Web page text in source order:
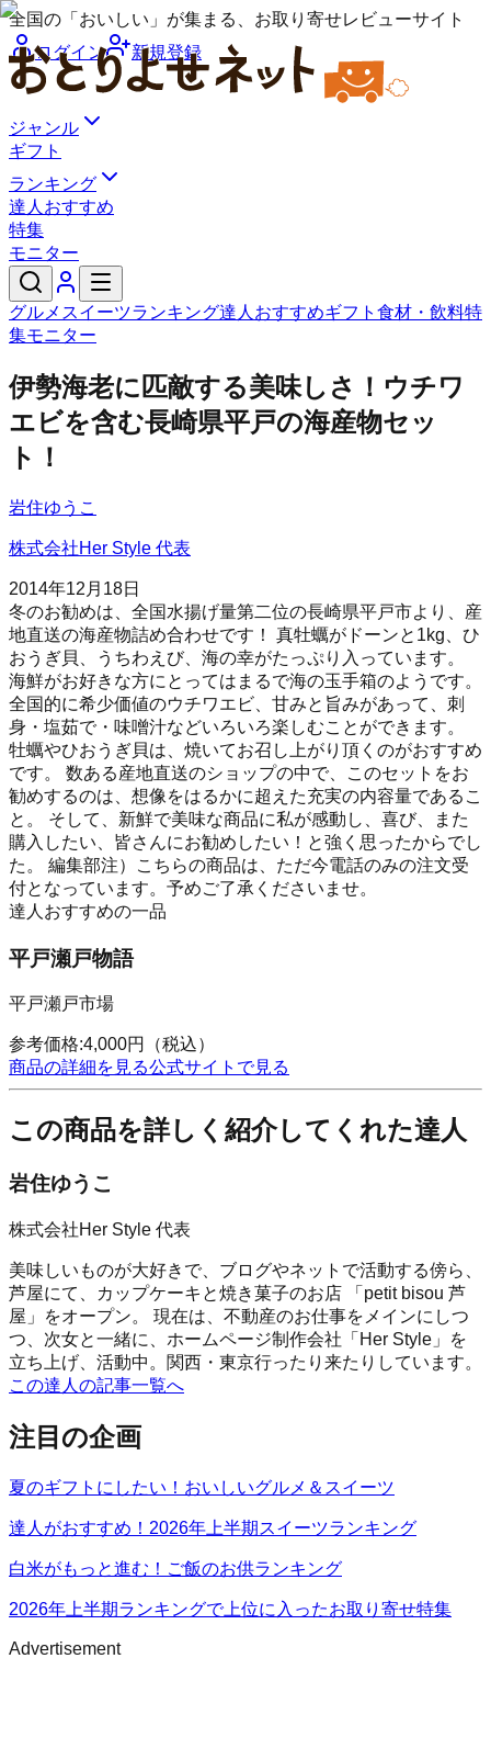
全国の「おいしい」が集まる、お取り寄せレビューサイト
ログイン
新規登録
ジャンル
ギフト
ランキング
達人おすすめ
特集
モニター
グルメ スイーツランキング達人おすすめギフト 食材・飲料特
集モニター
伊勢海老に匹敵する美味しさ！ウチワ
エビを含む長崎県平戸の海産物セッ
ト！
岩住ゆうこ
株式会社Her Style 代表
2014年12月18日
冬のお勧めは、全国水揚げ量第二位の長崎県平戸市より、産
地直送の海産物詰め合わせです！ 真牡蠣がドーンと1kg、ひ
おうぎ貝、うちわえび、海の幸がたっぷり入っています。
海鮮がお好きな方にとってはまるで海の玉手箱のようです。
全国的に希少価値のウチワエビ、甘みと旨みがあって、刺
身・塩茹で・味噌汁などいろいろ楽しむことができます。
牡蠣やひおうぎ貝は、焼いてお召し上がり頂くのがおすすめ
です。 数ある産地直送のショップの中で、このセットをお
勧めするのは、想像をはるかに超えた充実の内容量であるこ
と。 そして、新鮮で美味な商品に私が感動し、喜び、また
購入したい、皆さんにお勧めしたい！と強く思ったからでし
た。 編集部注）こちらの商品は、ただ今電話のみの注文受
付となっています。予めご了承くださいませ。
達人おすすめの一品
平戸瀬戸物語
平戸瀬戸市場
参考価格:4,000円
（税込）
商品の詳細を見る公式サイトで見る
この商品を詳しく紹介してくれた達人
岩住ゆうこ
株式会社Her Style 代表
美味しいものが大好きで、ブログやネットで活動する傍ら、
芦屋にて、カップケーキと焼き菓子のお店 「petit bisou 芦
屋」をオープン。 現在は、不動産のお仕事をメインにしつ
つ、次女と一緒に、ホームページ制作会社「Her Style」を
立ち上げ、活動中。関西・東京行ったり来たりしています。
この達人の記事一覧へ
注目の企画
夏のギフトにしたい！おいしいグルメ＆スイーツ
達人がおすすめ！2026年上半期スイーツランキング
白米がもっと進む！ご飯のお供ランキング
2026年上半期ランキングで上位に入ったお取り寄せ特集
Advertisement